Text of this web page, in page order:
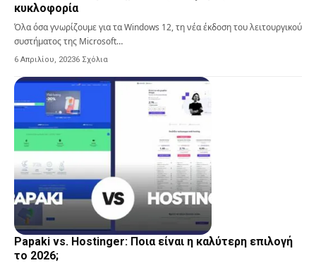
κυκλοφορία
Όλα όσα γνωρίζουμε για τα Windows 12, τη νέα έκδοση του λειτουργικού
συστήματος της Microsoft…
6 Απριλίου, 20236 Σχόλια
Papaki vs. Hostinger: Ποια είναι η καλύτερη επιλογή
το 2026;